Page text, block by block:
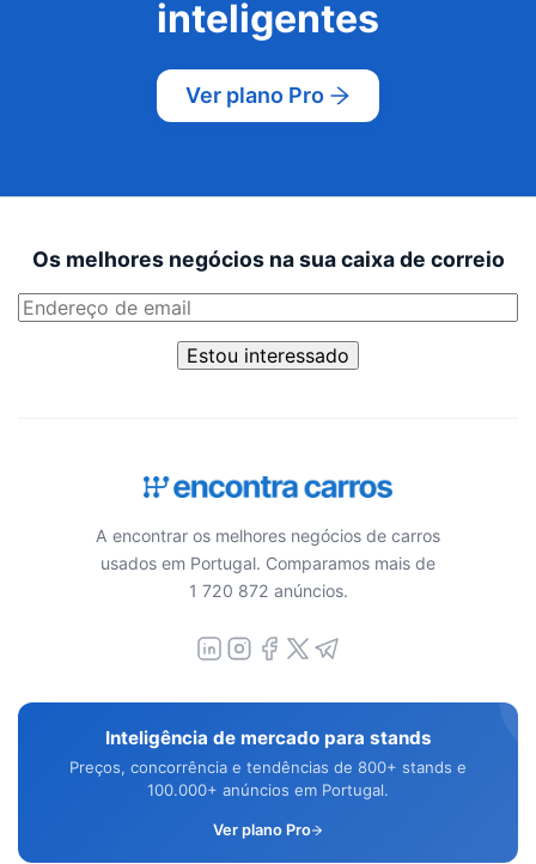
inteligentes
Ver plano Pro
Os melhores negócios na sua caixa de correio
Estou interessado
A encontrar os melhores negócios de carros
usados em Portugal. Comparamos mais de
1 720 872 anúncios.
Inteligência de mercado para stands
Preços, concorrência e tendências de 800+ stands e
100.000+ anúncios em Portugal.
Ver plano Pro